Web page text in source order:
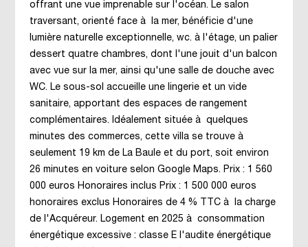
offrant une vue imprenable sur l'océan. Le salon
traversant, orienté face à la mer, bénéficie d'une
lumière naturelle exceptionnelle, wc. à l'étage, un palier
dessert quatre chambres, dont l'une jouit d'un balcon
avec vue sur la mer, ainsi qu'une salle de douche avec
WC. Le sous-sol accueille une lingerie et un vide
sanitaire, apportant des espaces de rangement
complémentaires. Idéalement située à quelques
minutes des commerces, cette villa se trouve à
seulement 19 km de La Baule et du port, soit environ
26 minutes en voiture selon Google Maps. Prix : 1 560
000 euros Honoraires inclus Prix : 1 500 000 euros
honoraires exclus Honoraires de 4 % TTC à la charge
de l'Acquéreur. Logement en 2025 à consommation
énergétique excessive : classe E l'audite énergétique